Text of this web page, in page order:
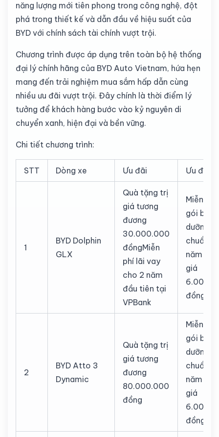
năng lượng mới tiên phong trong công nghệ, đột
phá trong thiết kế và dẫn đầu về hiệu suất của
BYD với chính sách tài chính vượt trội.
Chương trình được áp dụng trên toàn bộ hệ thống
đại lý chính hãng của BYD Auto Vietnam, hứa hẹn
mang đến trải nghiệm mua sắm hấp dẫn cùng
nhiều ưu đãi vượt trội. Đây chính là thời điểm lý
tưởng để khách hàng bước vào kỷ nguyên di
chuyển xanh, hiện đại và bền vững.
Chi tiết chương trình:
STT Dòng xe Ưu đãi Ưu đãi
1
BYD Dolphin
GLX
Quà tặng trị
giá tương
đương
30.000.000
đồngMiễn
phí lãi vay
cho 2 năm
đầu tiên tại
VPBank
Miễn phí
gói bảo
dưỡng
chuẩn 6
năm - trị
giá
đồng
2
BYD Atto 3
Dynamic
Quà tặng trị
giá tương
đương
80.000.000
đồng
Miễn phí
gói bảo
dưỡng
chuẩn 6
năm - trị
giá
đồng